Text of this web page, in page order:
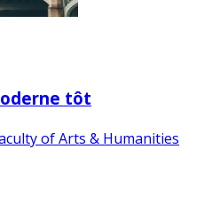
tôt
of Arts & Humanities